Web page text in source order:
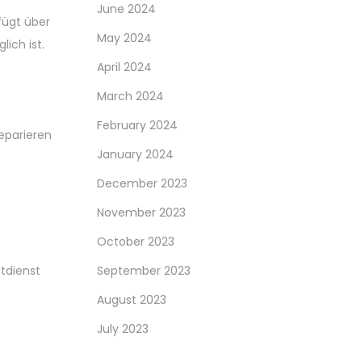
über
ist.
June 2024
May 2024
April 2024
March 2024
February 2024
January 2024
December 2023
November 2023
October 2023
September 2023
August 2023
July 2023